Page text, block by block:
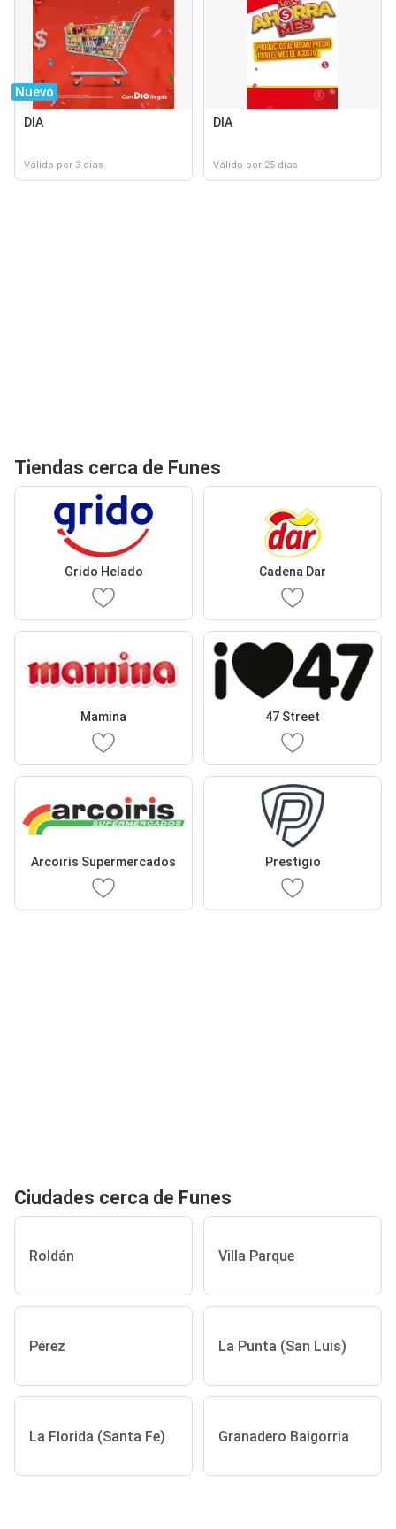
Nuevo
DIA
Válido por 3 días
DIA
Válido por 25 días
Tiendas cerca de Funes
Grido Helado Cadena Dar
Mamina 47 Street
Arcoiris Supermercados Prestigio
Ciudades cerca de Funes
Roldán Villa Parque
Pérez La Punta (San Luis)
La Florida (Santa Fe) Granadero Baigorria